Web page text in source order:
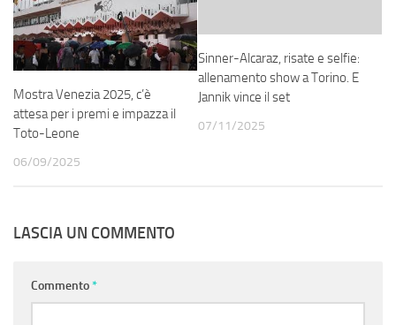
Mostra Venezia 2025, c’è
attesa per i premi e impazza il
Toto-Leone
06/09/2025
Sinner-Alcaraz, risate e selfie:
allenamento show a Torino. E
Jannik vince il set
07/11/2025
LASCIA UN COMMENTO
Commento*